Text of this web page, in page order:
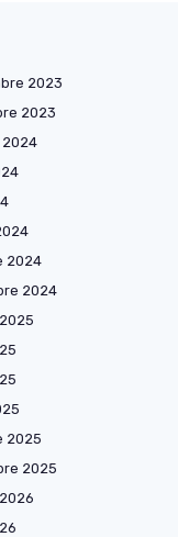
2023
2023
2024
2024
2025
2025